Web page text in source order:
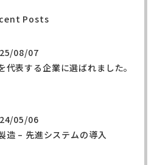
Posts
08/07
代表する企業に選ばれました。
05/06
造 – 先進システムの導入